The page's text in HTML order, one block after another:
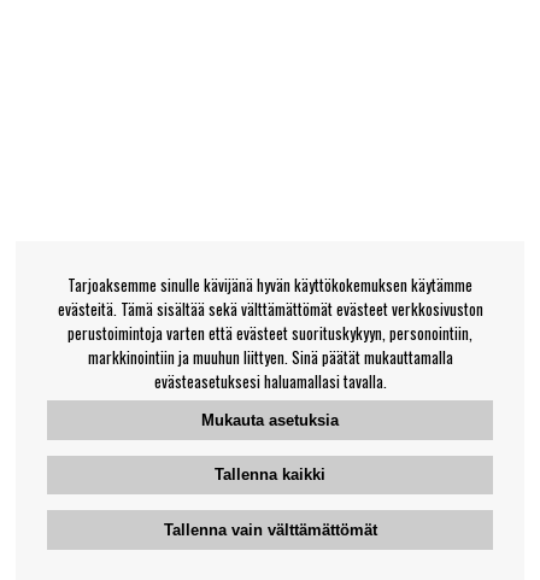
Tarjoaksemme sinulle kävijänä hyvän käyttökokemuksen käytämme
evästeitä. Tämä sisältää sekä välttämättömät evästeet verkkosivuston
perustoimintoja varten että evästeet suorituskykyyn, personointiin,
markkinointiin ja muuhun liittyen. Sinä päätät mukauttamalla
evästeasetuksesi haluamallasi tavalla.
Mukauta asetuksia
Tallenna kaikki
Tallenna vain välttämättömät